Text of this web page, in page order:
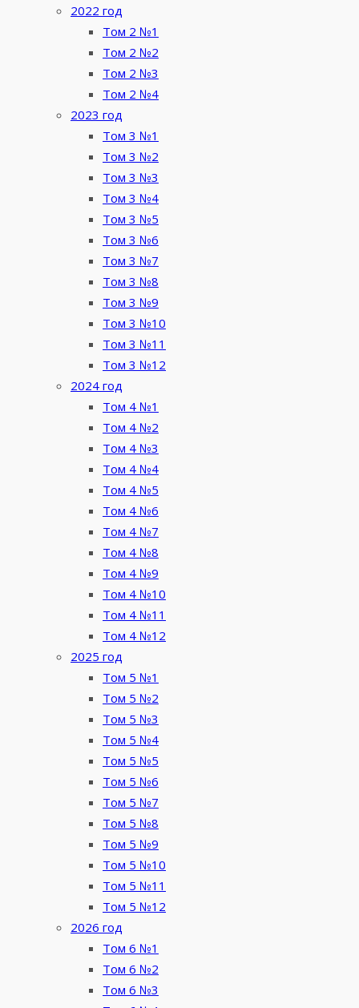
2022 год
Том 2 №1
Том 2 №2
Том 2 №3
Том 2 №4
2023 год
Том 3 №1
Том 3 №2
Том 3 №3
Том 3 №4
Том 3 №5
Том 3 №6
Том 3 №7
Том 3 №8
Том 3 №9
Том 3 №10
Том 3 №11
Том 3 №12
2024 год
Том 4 №1
Том 4 №2
Том 4 №3
Том 4 №4
Том 4 №5
Том 4 №6
Том 4 №7
Том 4 №8
Том 4 №9
Том 4 №10
Том 4 №11
Том 4 №12
2025 год
Том 5 №1
Том 5 №2
Том 5 №3
Том 5 №4
Том 5 №5
Том 5 №6
Том 5 №7
Том 5 №8
Том 5 №9
Том 5 №10
Том 5 №11
Том 5 №12
2026 год
Том 6 №1
Том 6 №2
Том 6 №3